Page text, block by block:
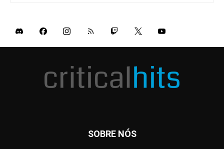
SOBRE NÓS